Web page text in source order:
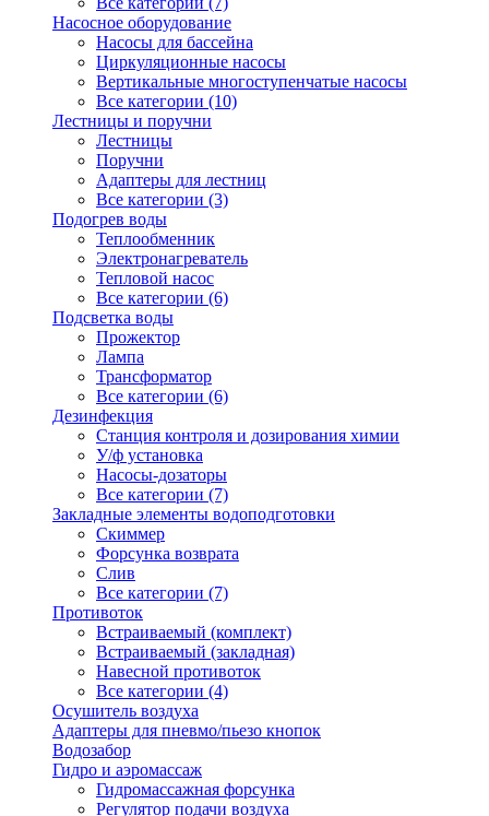
Насосное оборудование
Насосы для бассейна
Циркуляционные насосы
Вертикальные многоступенчатые насосы
Все категории (10)
Лестницы и поручни
Лестницы
Поручни
Адаптеры для лестниц
Все категории (3)
Подогрев воды
Теплообменник
Электронагреватель
Тепловой насос
Все категории (6)
Подсветка воды
Прожектор
Лампа
Трансформатор
Все категории (6)
Дезинфекция
Станция контроля и дозирования химии
У/ф установка
Насосы-дозаторы
Все категории (7)
Закладные элементы водоподготовки
Скиммер
Форсунка возврата
Слив
Все категории (7)
Противоток
Встраиваемый (комплект)
Встраиваемый (закладная)
Навесной противоток
Все категории (4)
Осушитель воздуха
Адаптеры для пневмо/пьезо кнопок
Водозабор
Гидро и аэромассаж
Гидромассажная форсунка
Регулятор подачи воздуха